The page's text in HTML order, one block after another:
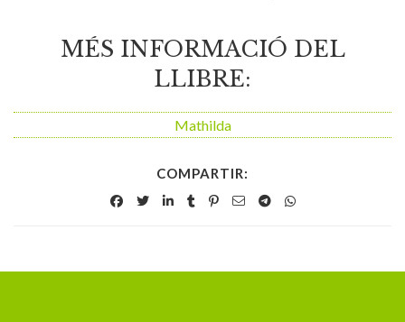
MÉS INFORMACIÓ DEL
LLIBRE:
Mathilda
COMPARTIR: